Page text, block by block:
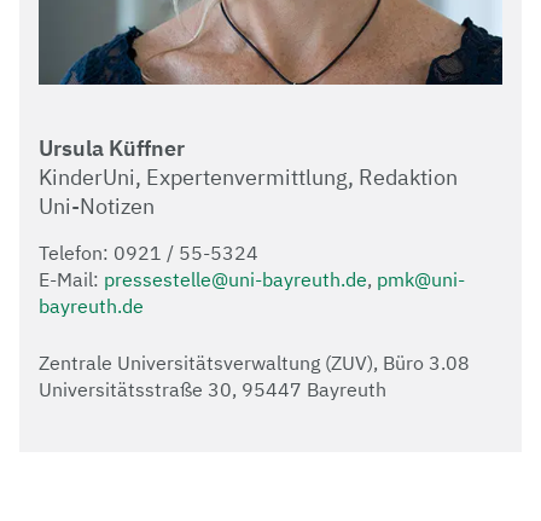
Ursula Küffner
KinderUni, Expertenvermittlung, Redaktion
Uni-Notizen
Telefon: 0921 / 55-5324
E-Mail: pressestelle@uni-bayreuth.de, pmk@uni-
bayreuth.de
Zentrale Universitätsverwaltung (ZUV), Büro 3.08
Universitätsstraße 30, 95447 Bayreuth